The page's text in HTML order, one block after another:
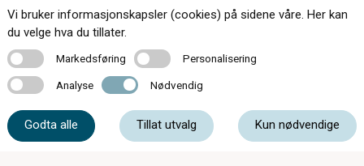
Kontakt oss
35 52 54 95
Vi bruker informasjonskapsler (cookies) på sidene våre. Her kan
du velge hva du tillater.
MarkedsføringMarkedsføring PersonaliseringPersonalisering
Analyse Analyse Nødvendig Nødvendig
Godta alle Tillat utvalg Kun nødvendige